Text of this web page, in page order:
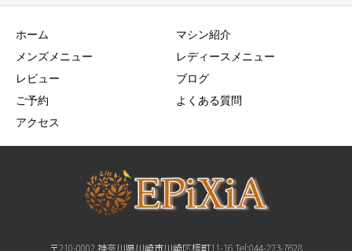
ホーム
マシン紹介
メンズメニュー
レディースメニュー
レビュー
ブログ
ご予約
よくある質問
アクセス
〒210-0002 神奈川県川崎市川崎区榎町11-16 Tel:044-223-7628